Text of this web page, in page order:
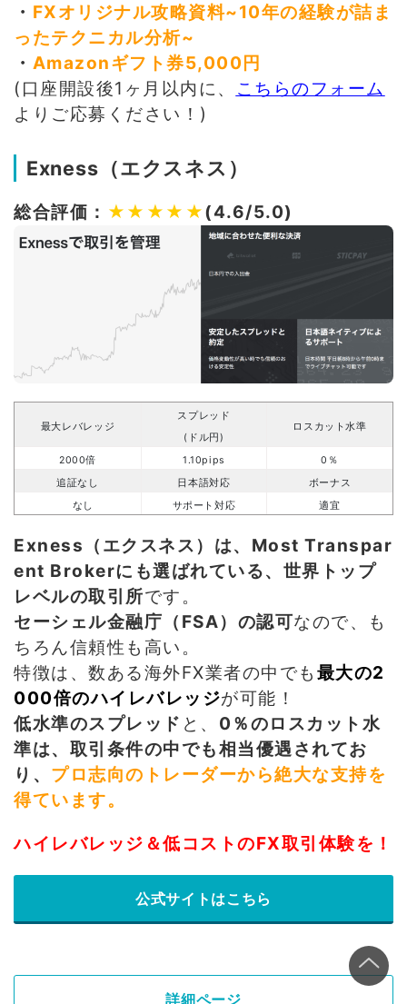
・ FXオリジナル攻略資料~10年の経験が詰ま
ったテクニカル分析~
・ Amazonギフト券5,000円
(口座開設後1ヶ月以内に、
こちらのフォーム
よりご応募ください！)
Exness（エクスネス）
総合評価： ★★★★★(4.6/5.0)
最大レバレッジ
スプレッド
(ドル円)
ロスカット水準
2000倍 1.10pips
0％
追証なし
日本語対応
ボーナス
なし
サポート対応 適宜
Exness（エクスネス）は、Most Transpar
ent Brokerにも選ばれている、世界トップ
レベルの取引所です。
セーシェル金融庁（FSA）の認可なので、も
ちろん信頼性も高い。
特徴は、数ある海外FX業者の中でも 最大の2
000倍のハイレバレッジが可能！
低水準のスプレッド と、 0％のロスカット水
準は、取引条件の中でも相当優遇されてお
り、 プロ志向のトレーダーから絶大な支持を
得ています。
ハイレバレッジ＆低コストのFX取引体験を！
公式サイトはこちら
詳細ページ